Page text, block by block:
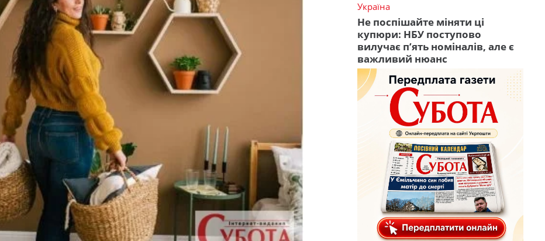
Україна
Не поспішайте міняти ці
купюри: НБУ поступово
вилучає п’ять номіналів, але є
важливий нюанс